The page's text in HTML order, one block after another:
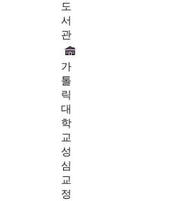
도
서
관
가
톨
릭
대
학
교
성
심
교
정